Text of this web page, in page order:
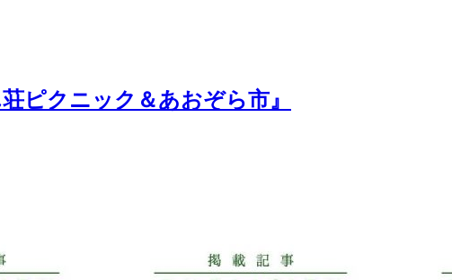
ピクニック＆あおぞら市』